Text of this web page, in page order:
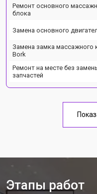
Ремонт основного
блока
Замена основного
Замена замка массажного
Bork
Ремонт на месте без
запчастей
Замена сканера
Этапы работ